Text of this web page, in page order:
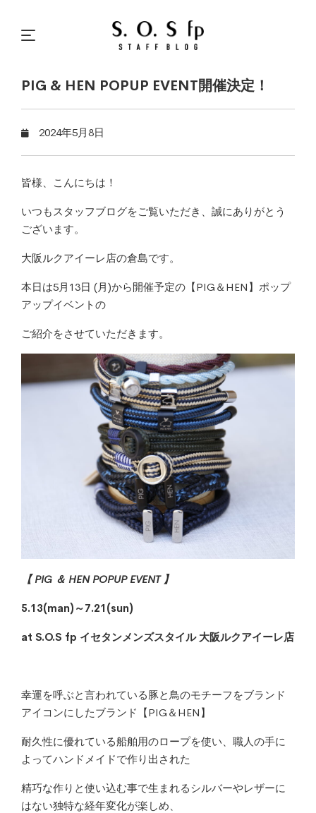
PIG & HEN POPUP EVENT開催決定！
2024年5月8日
皆様、こんにちは！
いつもスタッフブログをご覧いただき、誠にありがとう
ございます。
大阪ルクアイーレ店の倉島です。
本日は5月13日 (月)から開催予定の【PIG＆HEN】ポップ
アップイベントの
ご紹介をさせていただきます。
【 PIG ＆ HEN POPUP EVENT 】
5.13(man)～7.21(sun)
at S.O.S fp イセタンメンズスタイル 大阪ルクアイーレ店
幸運を呼ぶと言われている豚と鳥のモチーフをブランド
アイコンにしたブランド【PIG＆HEN】
耐久性に優れている船舶用のロープを使い、職人の手に
よってハンドメイドで作り出された
精巧な作りと使い込む事で生まれるシルバーやレザーに
はない独特な経年変化が楽しめ、